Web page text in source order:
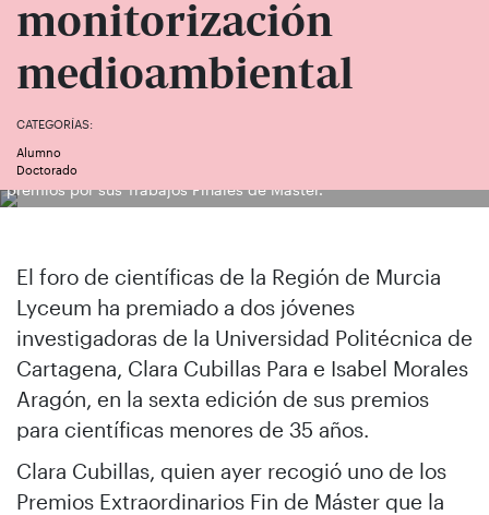
monitorización
medioambiental
CATEGORÍAS:
Alumno
Doctorado
Isabel Morales y Clara Cubillas, en fotos de archivo, recogiendo
premios por sus Trabajos Finales de Máster.
El foro de científicas de la Región de Murcia
Lyceum ha premiado a dos jóvenes
investigadoras de la Universidad Politécnica de
Cartagena, Clara Cubillas Para e Isabel Morales
Aragón, en la sexta edición de sus premios
para científicas menores de 35 años.
Clara Cubillas, quien ayer recogió uno de los
Premios Extraordinarios Fin de Máster que la